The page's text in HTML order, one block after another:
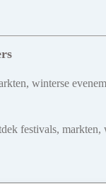
winterse
festivals,